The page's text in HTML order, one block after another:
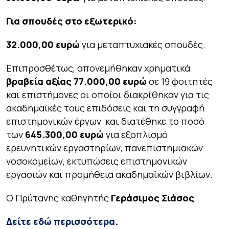
Για σπουδές στο εξωτερικό:
32.000,00 ευρώ για μεταπτυχιακές σπουδές.
Επιπροσθέτως, απονεμήθηκαν χρηματικά
βραβεία αξίας 77.000,00 ευρώ σε 19 φοιτητές
και επιστήμονες οι οποίοι διακρίθηκαν για τις
ακαδημαϊκές τους επιδόσεις και τη συγγραφή
επιστημονικών έργων και διατέθηκε το ποσό
των 645.300,00 ευρώ για εξοπλισμό
ερευνητικών εργαστηρίων, πανεπιστημιακών
νοσοκομείων, εκτυπώσεις επιστημονικών
εργασιών και προμήθεια ακαδημαϊκών βιβλίων.
Ο Πρύτανης καθηγητής Γεράσιμος Σιάσος
Δείτε εδώ περισσότερα.